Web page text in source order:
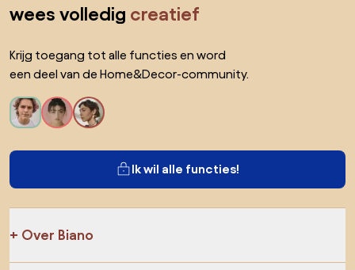
wees volledig creatief
Krijg toegang tot alle functies en word
een deel van de Home&Decor-community.
Ik wil alle functies!
Over Biano